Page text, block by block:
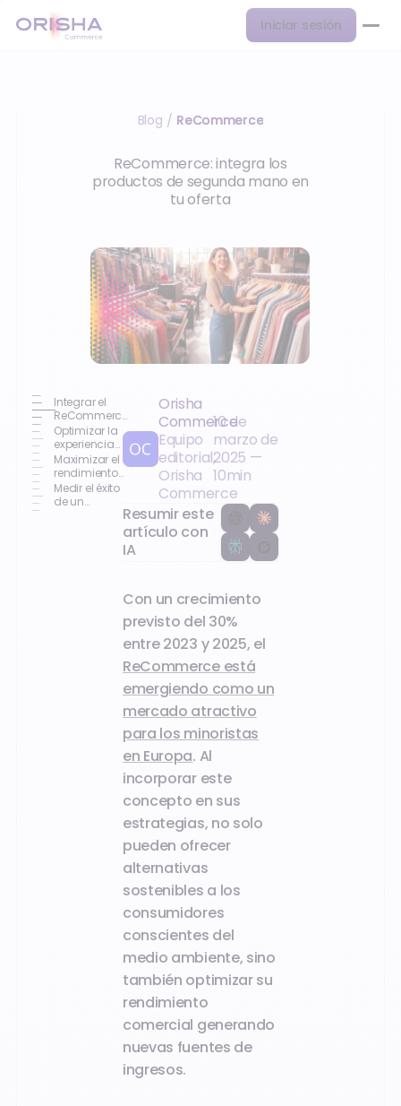
Iniciar sesión
Blog / ReCommerce
ReCommerce: integra los
productos de segunda mano en
tu oferta
Integrar el
ReCommerce
en una
estrategia de
comercio
unificado
Optimizar la
experiencia
del cliente
con el
ReCommerce
Maximizar el
rendimiento
de los
canales de
Medir el éxito
de un
Orisha
Commerce
Equipo
editorial,
Orisha
Commerce
10 de
marzo de
2025 —
10min
Resumir este
artículo con
IA
Con un crecimiento
previsto del 30%
entre 2023 y 2025, el
ReCommerce está
emergiendo como un
mercado atractivo
para los minoristas
en Europa. Al
incorporar este
concepto en sus
estrategias, no solo
pueden ofrecer
alternativas
sostenibles a los
consumidores
conscientes del
medio ambiente, sino
también optimizar su
rendimiento
comercial generando
nuevas fuentes de
ingresos.